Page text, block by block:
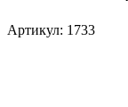
Артикул: 1733